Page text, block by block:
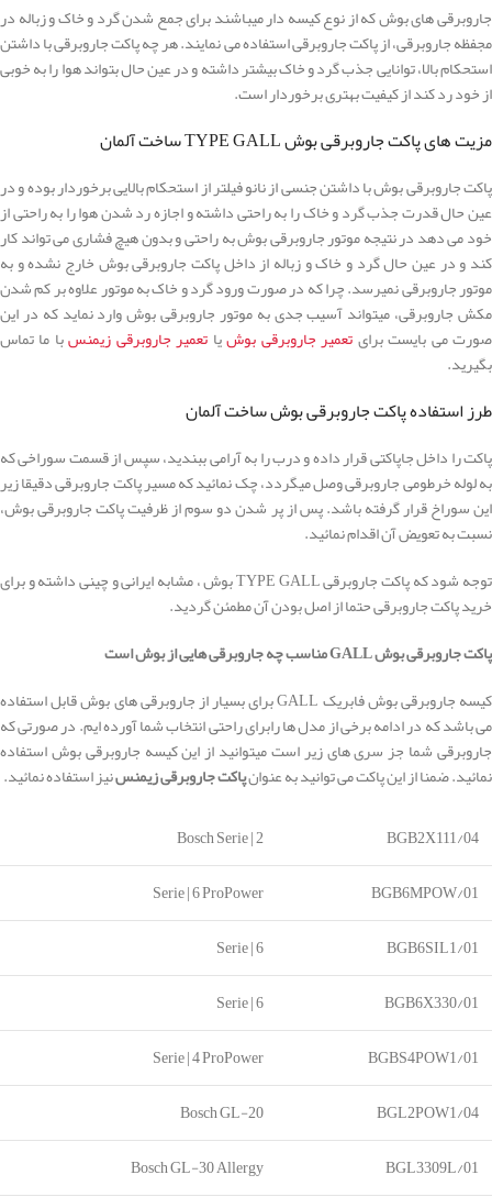
جاروبرقی های بوش که از نوع کیسه دار میباشند برای جمع شدن گرد و خاک و زباله در
مجفظه جاروبرقی، از پاکت جاروبرقی استفاده می نمایند. هر چه پاکت جاروبرقی با داشتن
استحکام بالا، توانایی جذب گرد و خاک بیشتر داشته و در عین حال بتواند هوا را به خوبی
از خود رد کند از کیفیت بهتری برخوردار است.
مزیت های پاکت جاروبرقی بوش TYPE GALL ساخت آلمان
پاکت جاروبرقی بوش با داشتن جنسی از نانو فیلتر از استحکام بالایی برخوردار بوده و در
عین حال قدرت جذب گرد و خاک را به راحتی داشته و اجازه رد شدن هوا را به راحتی از
خود می دهد در نتیجه موتور جاروبرقی بوش به راحتی و بدون هیچ فشاری می تواند کار
کند و در عین حال گرد و خاک و زباله از داخل پاکت جاروبرقی بوش خارج نشده و به
موتور جاروبرقی نمیرسد. چرا که در صورت ورود گرد و خاک به موتور علاوه بر کم شدن
مکش جاروبرقی، میتواند آسیب جدی به موتور جاروبرقی بوش وارد نماید که در این
صورت می بایست برایتعمیر جاروبرقی بوشیا تعمیر جاروبرقی زیمنسبا ما تماس
بگیرید.
طرز استفاده پاکت جاروبرقی بوش ساخت آلمان
پاکت را داخل جاپاکتی قرار داده و درب را به آرامی ببندید، سپس از قسمت سوراخی که
به لوله خرطومی جاروبرقی وصل میگردد، چک نمائید که مسیر پاکت جاروبرقی دقیقا زیر
این سوراخ قرار گرفته باشد. پس از پر شدن دو سوم از ظرفیت پاکت جاروبرقی بوش،
نسبت به تعویض آن اقدام نمائید.
توجه شود که پاکت جاروبرقی TYPE GALL بوش ، مشابه ایرانی و چینی داشته و برای
خرید پاکت جاروبرقی حتما از اصل بودن آن مطمئن گردید.
پاکت جاروبرقی بوش GALL مناسب چه جاروبرقی هایی از بوش است
کیسه جاروبرقی بوش فابریک GALL برای بسیار از جاروبرقی های بوش قابل استفاده
می باشد که در ادامه برخی از مدل ها رابرای راحتی انتخاب شما آورده ایم. در صورتی که
جاروبرقی شما جز سری های زیر است میتوانید از این کیسه جاروبرقی بوش استفاده
نمائید. ضمنا از این پاکت می توانید به عنوانپاکت جاروبرقی زیمنسنیز استفاده نمائید.
BGB2X111/04
Bosch Serie | 2
BGB6MPOW/01
Serie | 6 ProPower
BGB6SIL1/01
Serie | 6
BGB6X330/01
Serie | 6
BGBS4POW1/01
Serie | 4 ProPower
BGL2POW1/04
Bosch GL-20
BGL3309L/01
Bosch GL-30 Allergy